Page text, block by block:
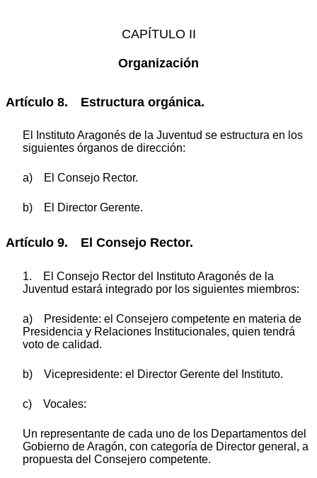
CAPÍTULO II
Organización
Artículo 8. Estructura orgánica.
El Instituto Aragonés de la Juventud se estructura en los
siguientes órganos de dirección:
a) El Consejo Rector.
b) El Director Gerente.
Artículo 9. El Consejo Rector.
1. El Consejo Rector del Instituto Aragonés de la
Juventud estará integrado por los siguientes miembros:
a) Presidente: el Consejero competente en materia de
Presidencia y Relaciones Institucionales, quien tendrá
voto de calidad.
b) Vicepresidente: el Director Gerente del Instituto.
c) Vocales:
Un representante de cada uno de los Departamentos del
Gobierno de Aragón, con categoría de Director general, a
propuesta del Consejero competente.